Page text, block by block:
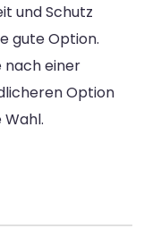
und Schutz
gute Option.
nach einer
Option